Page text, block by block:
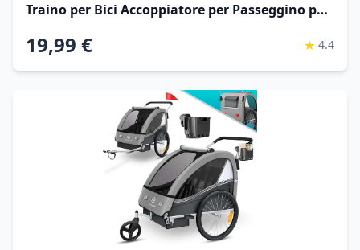
Traino per Bici Accoppiatore per Passeggino per
19,99 € ★ 4.4